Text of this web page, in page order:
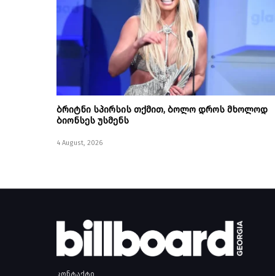
ბრიტნი სპირსის თქმით, ბოლო დროს მხოლოდ
ბიონსეს უსმენს
4 August, 2026
კონტაქტი